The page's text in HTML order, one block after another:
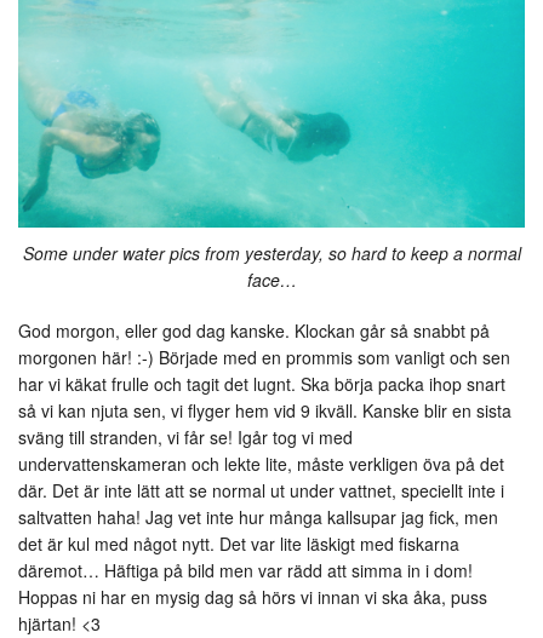
Some under water pics from yesterday, so hard to keep a normal
face…
God morgon, eller god dag kanske. Klockan går så snabbt på
morgonen här! :-) Började med en prommis som vanligt och sen
har vi käkat frulle och tagit det lugnt. Ska börja packa ihop snart
så vi kan njuta sen, vi flyger hem vid 9 ikväll. Kanske blir en sista
sväng till stranden, vi får se! Igår tog vi med
undervattenskameran och lekte lite, måste verkligen öva på det
där. Det är inte lätt att se normal ut under vattnet, speciellt inte i
saltvatten haha! Jag vet inte hur många kallsupar jag fick, men
det är kul med något nytt. Det var lite läskigt med fiskarna
däremot… Häftiga på bild men var rädd att simma in i dom!
Hoppas ni har en mysig dag så hörs vi innan vi ska åka, puss
hjärtan! <3